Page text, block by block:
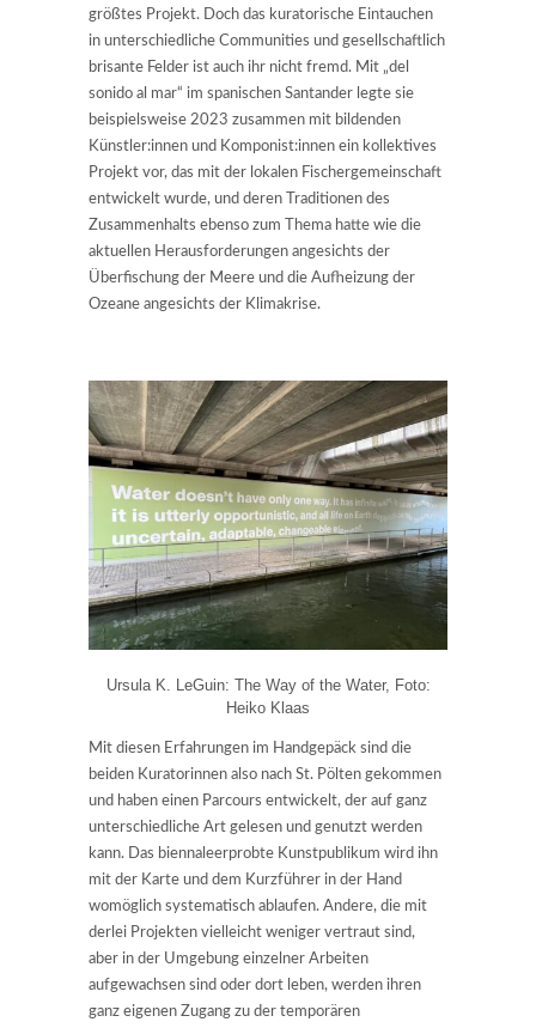
größtes Projekt. Doch das kuratorische Eintauchen
in unterschiedliche Communities und gesellschaftlich
brisante Felder ist auch ihr nicht fremd. Mit „del
sonido al mar“ im spanischen Santander legte sie
beispielsweise 2023 zusammen mit bildenden
Künstler:innen und Komponist:innen ein kollektives
Projekt vor, das mit der lokalen Fischergemeinschaft
entwickelt wurde, und deren Traditionen des
Zusammenhalts ebenso zum Thema hatte wie die
aktuellen Herausforderungen angesichts der
Überfischung der Meere und die Aufheizung der
Ozeane angesichts der Klimakrise.
Ursula K. LeGuin: The Way of the Water, Foto:
Heiko Klaas
Mit diesen Erfahrungen im Handgepäck sind die
beiden Kuratorinnen also nach St. Pölten gekommen
und haben einen Parcours entwickelt, der auf ganz
unterschiedliche Art gelesen und genutzt werden
kann. Das biennaleerprobte Kunstpublikum wird ihn
mit der Karte und dem Kurzführer in der Hand
womöglich systematisch ablaufen. Andere, die mit
derlei Projekten vielleicht weniger vertraut sind,
aber in der Umgebung einzelner Arbeiten
aufgewachsen sind oder dort leben, werden ihren
ganz eigenen Zugang zu der temporären